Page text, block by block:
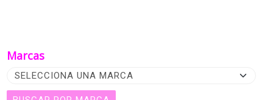
Marcas